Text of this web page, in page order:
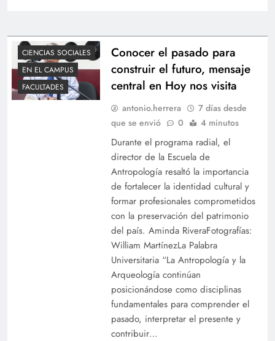
Feria conecta a estudiantes con servicio social y
experiencia profesional
Proyección de “Tierra fría” abre diálogo sobre
derechos de las mujeres
CIENCIAS SOCIALES
EN EL CAMPUS
FACULTADES
Conocer el pasado para
construir el futuro, mensaje
central en Hoy nos visita
antonio.herrera
7 días desde
que se envió
0 4 minutos
Durante el programa radial, el
director de la Escuela de
Antropología resaltó la importancia
de fortalecer la identidad cultural y
formar profesionales comprometidos
con la preservación del patrimonio
del país. Aminda RiveraFotografías:
William MartínezLa Palabra
Universitaria “La Antropología y la
Arqueología continúan
posicionándose como disciplinas
fundamentales para comprender el
pasado, interpretar el presente y
contribuir…